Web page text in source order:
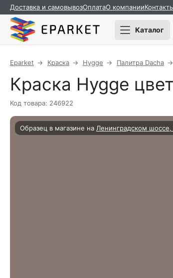
Доставка и самовывозОплатаО компании
Каталог
Eparket Краска Hygge Палитра Dacha
Краска Hygge
Код товара: 246922
Образец в магазине на Ленинградском шоссе,